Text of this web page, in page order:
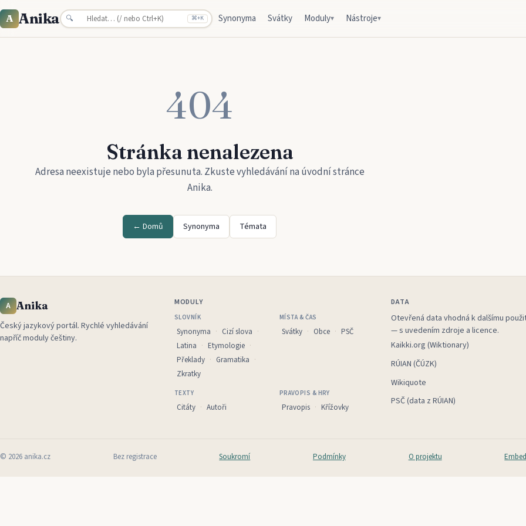
A Anika 🔍 ⌘+K Synonyma Svátky Moduly▾ Nástroje▾
404
Stránka nenalezena
Adresa neexistuje nebo byla přesunuta. Zkuste vyhledávání na úvodní stránce
Anika.
← Domů Synonyma Témata
A Anika
Český jazykový portál. Rychlé vyhledávání
napříč moduly češtiny.
MODULY
SLOVNÍK
Synonyma
Cizí slova
Latina
Etymologie
Překlady
Gramatika
Zkratky
MÍSTA & ČAS
Svátky Obce PSČ
TEXTY
Citáty Autoři
PRAVOPIS & HRY
Pravopis Křížovky
DATA
Otevřená data vhodná k dalšímu
— s uvedením zdroje a licence.
Kaikki.org (Wiktionary)
RÚIAN (ČÚZK)
Wikiquote
PSČ (data z RÚIAN)
© 2026 anika.cz Bez registrace Soukromí Podmínky O projektu